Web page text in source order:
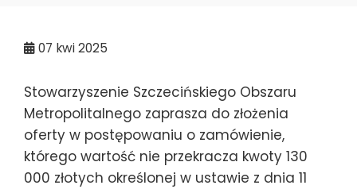
07 kwi 2025
Stowarzyszenie Szczecińskiego Obszaru
Metropolitalnego zaprasza do złożenia
oferty w postępowaniu o zamówienie,
którego wartość nie przekracza kwoty 130
000 złotych określonej w ustawie z dnia 11